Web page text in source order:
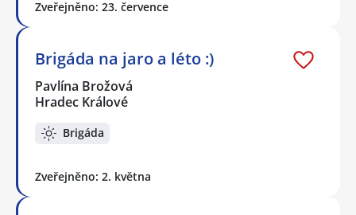
Zveřejněno: 23. července
Brigáda na jaro a léto :)
Pavlína Brožová
Hradec Králové
Brigáda
Zveřejněno: 2. května